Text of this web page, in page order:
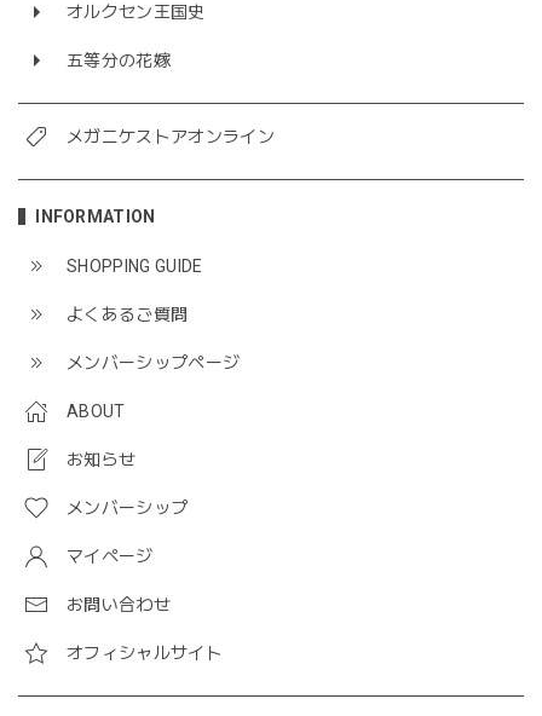
オルクセン王国史
五等分の花嫁
メガニケストアオンライン
INFORMATION
SHOPPING GUIDE
よくあるご質問
メンバーシップページ
ABOUT
お知らせ
メンバーシップ
マイページ
お問い合わせ
オフィシャルサイト